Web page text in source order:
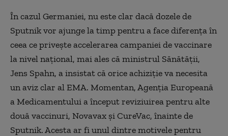
În cazul Germaniei, nu este clar dacă dozele de
Sputnik vor ajunge la timp pentru a face diferența în
ceea ce privește accelerarea campaniei de vaccinare
la nivel național, mai ales că ministrul Sănătății,
Jens Spahn, a insistat că orice achiziție va necesita
un aviz clar al EMA. Momentan, Agenția Europeană
a Medicamentului a început reviziuirea pentru alte
două vaccinuri, Novavax și CureVac, înainte de
Sputnik. Acesta ar fi unul dintre motivele pentru